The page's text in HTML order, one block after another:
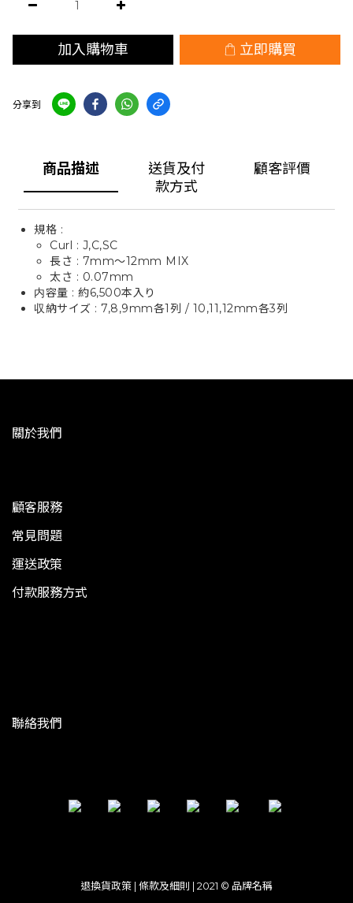
加入購物車 立即購買
分享到
商品描述
送貨及付
款方式
顧客評價
規格 :
Curl : J,C,SC
長さ : 7mm〜12mm MIX
太さ : 0.07mm
内容量 : 約6,500本入り
収納サイズ : 7,8,9mm各1列 / 10,11,12mm各3列
關於我們
顧客服務
常見問題
運送政策
付款服務方式
聯絡我們
退換貨政策 | 條款及細則 | 2021 © 品牌名稱